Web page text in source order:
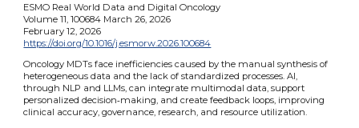
ESMO Real World Data and Digital Oncology
Volume 11, 100684 March 26, 2026
February 12, 2026
https://doi.org/10.1016/j.esmorw.2026.100684
Oncology MDTs face inefficiencies caused by the manual synthesis of
heterogeneous data and the lack of standardized processes. AI,
through NLP and LLMs, can integrate multimodal data, support
personalized decision‑making, and create feedback loops, improving
clinical accuracy, governance, research, and resource utilization.